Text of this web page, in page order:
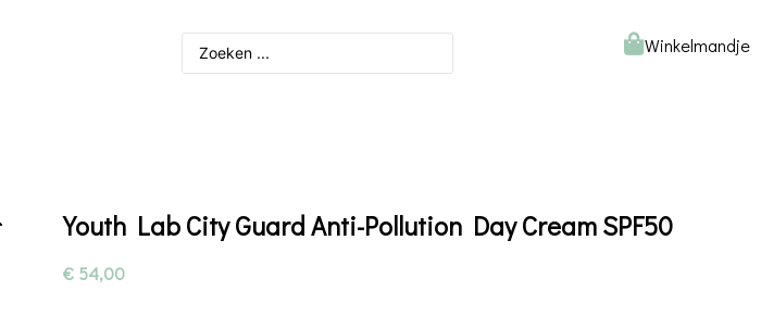
Winkelmandje
Youth Lab City Guard Anti-Pollution Day Cream SPF50
€ 54,00